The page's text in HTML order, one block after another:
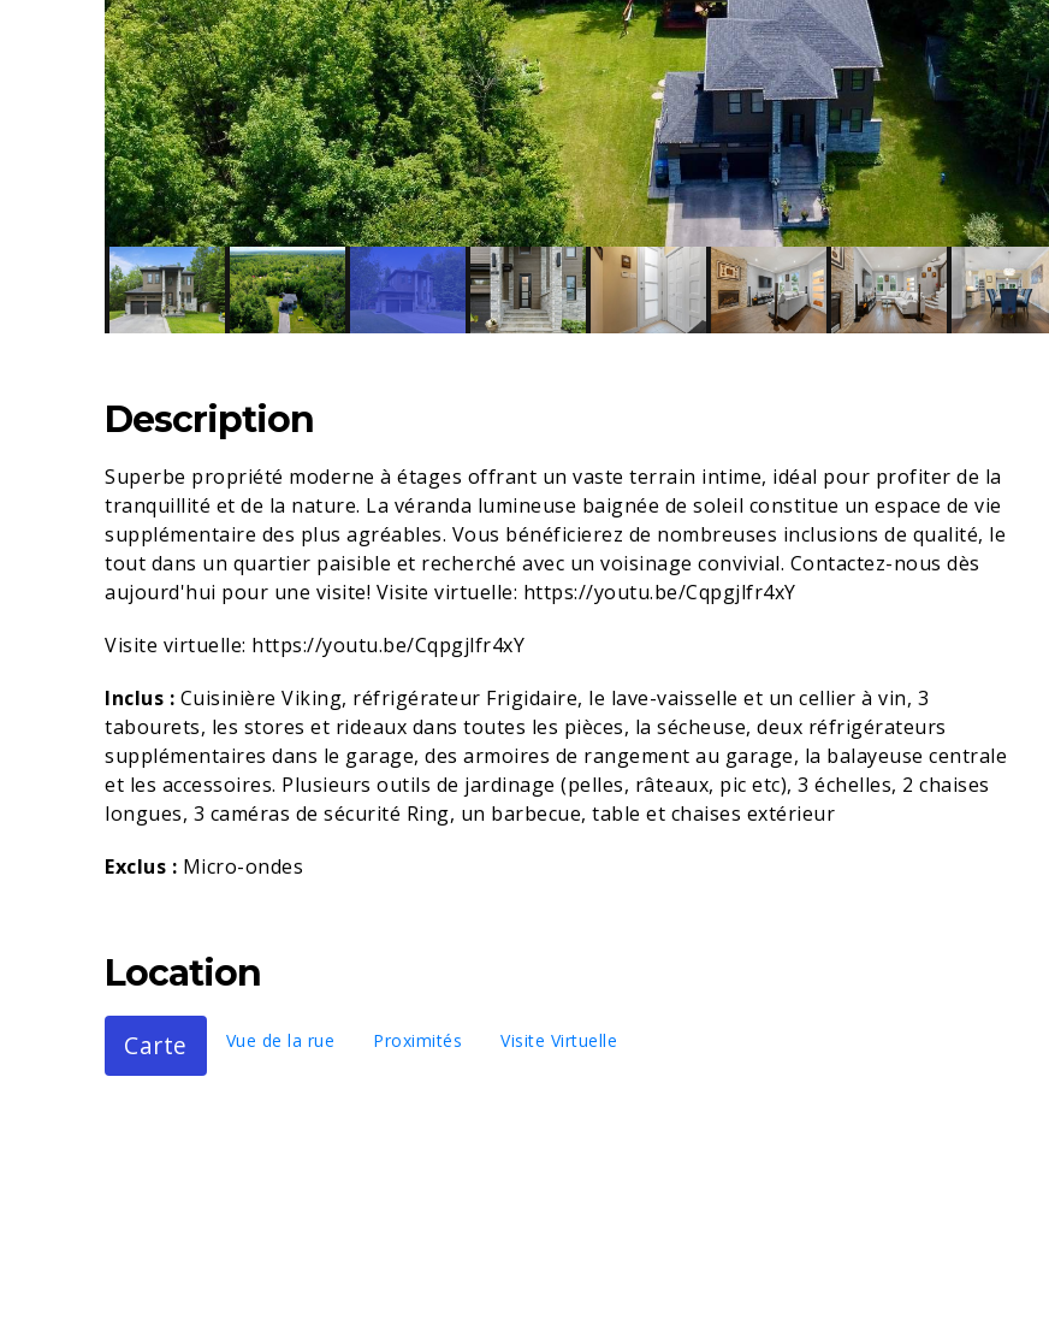
Description
Superbe propriété moderne à étages offrant un vaste terrain intime, idéal pour profiter de la
tranquillité et de la nature. La véranda lumineuse baignée de soleil constitue un espace de vie
supplémentaire des plus agréables. Vous bénéficierez de nombreuses inclusions de qualité, le
tout dans un quartier paisible et recherché avec un voisinage convivial. Contactez-nous dès
aujourd'hui pour une visite! Visite virtuelle: https://youtu.be/Cqpgjlfr4xY
Visite virtuelle: https://youtu.be/Cqpgjlfr4xY
Inclus : Cuisinière Viking, réfrigérateur Frigidaire, le lave-vaisselle et un cellier à vin, 3
tabourets, les stores et rideaux dans toutes les pièces, la sécheuse, deux réfrigérateurs
supplémentaires dans le garage, des armoires de rangement au garage, la balayeuse centrale
et les accessoires. Plusieurs outils de jardinage (pelles, râteaux, pic etc), 3 échelles, 2 chaises
longues, 3 caméras de sécurité Ring, un barbecue, table et chaises extérieur
Exclus : Micro-ondes
Location
Carte Vue de la rue Proximités Visite Virtuelle